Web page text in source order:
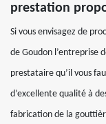
prestation
Si vous envisagez de
de Goudon l’entreprise
prestataire qu’il vous
d’excellente qualité à
fabrication de la